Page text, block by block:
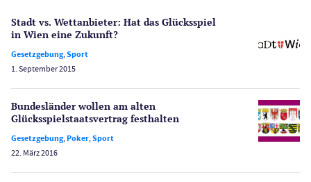
Lotterie
Poker
Schlagzeilen
Spiele
Merkur Casinos
Stadt vs. Wettanbieter: Hat das Glücksspiel
in Wien eine Zukunft?
Gesetzgebung,Sport
1. September 2015
Bundesländer wollen am alten
Glücksspielstaatsvertrag festhalten
Gesetzgebung,Poker,Sport
22. März 2016